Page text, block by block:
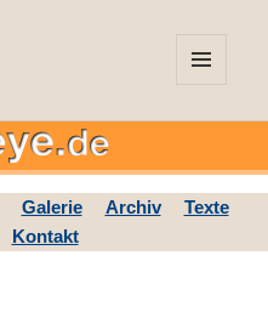
UND
Galerie Archiv
Texte
Kontakt